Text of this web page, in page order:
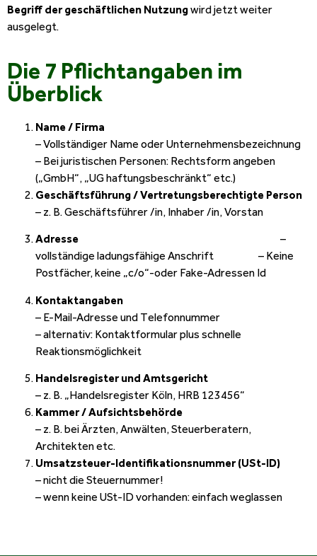
Begriff der geschäftlichen Nutzungwird jetzt weiter
ausgelegt.
Die 7 Pflichtangaben im
Überblick
Name / Firma
– Vollständiger Name oder Unternehmensbezeichnung
– Bei juristischen Personen: Rechtsform angeben
(„GmbH“, „UG haftungsbeschränkt“ etc.)
Geschäftsführung /Vertretungsberechtigte Person
– z. B. Geschäftsführer /in, Inhaber /in, Vorstan
Adresse –
vollständige ladungsfähige Anschrift – Keine
Postfächer, keine „c/o“-oder Fake-Adressen Id
Kontaktangaben
– E-Mail-Adresse und Telefonnummer
– alternativ: Kontaktformular plus schnelle
Reaktionsmöglichkeit
Handelsregister und Amtsgericht
– z. B. „Handelsregister Köln, HRB 123456“
Kammer / Aufsichtsbehörde
– z. B. bei Ärzten, Anwälten, Steuerberatern,
Architekten etc.
Umsatzsteuer-Identifikationsnummer (USt-ID)
– nicht die Steuernummer!
– wenn keine USt-ID vorhanden: einfach weglassen